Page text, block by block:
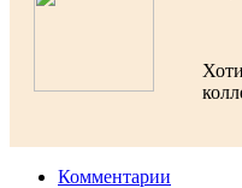
Комментарии